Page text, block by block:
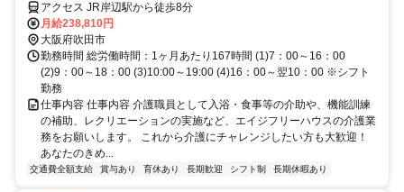
ャリアアップを応援します！
健都 プレミア
アクセス JR岸辺駅から徒歩8分
月給238,810円
大阪府吹田市
勤務時間 総労働時間：1ヶ月あたり167時間 (1)7：00～16：00
(2)9：00～18：00 (3)10:00～19:00 (4)16：00～翌10：00 ※シフト
勤務
仕事内容 仕事内容 介護職員として入浴・食事等の介助や、機能訓練
の補助、レクリエーションの実施など、エイジフリーハウスの介護業
務をお願いします。 これから介護にチャレンジしたい方も大歓迎！
あなたのきめ...
交通費全額支給 賞与あり 育休あり 長期歓迎 シフト制 長期休暇あり